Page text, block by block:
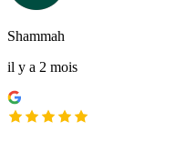
Shammah
il y a 2 mois